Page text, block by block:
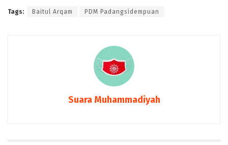
Tags: Baitul Arqam PDM Padangsidempuan
Suara Muhammadiyah